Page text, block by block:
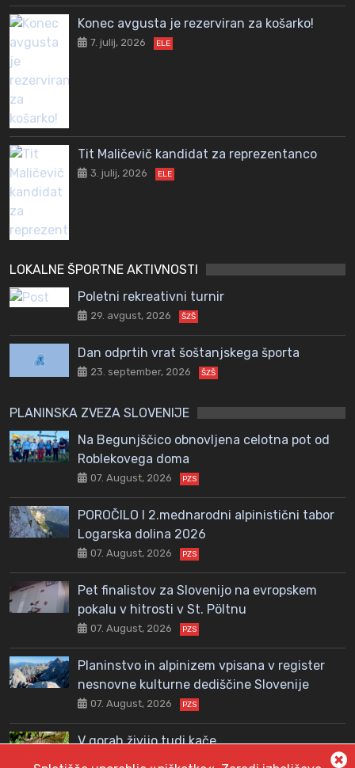
Konec avgusta je rezerviran za košarko!
7. julij, 2026 ELE
Tit Maličevič kandidat za reprezentanco
3. julij, 2026 ELE
LOKALNE ŠPORTNE AKTIVNOSTI
Poletni rekreativni turnir
29. avgust, 2026 ŠZŠ
Dan odprtih vrat šoštanjskega športa
23. september, 2026 ŠZŠ
PLANINSKA ZVEZA SLOVENIJE
Na Begunjščico obnovljena celotna pot od
Roblekovega doma
07. August, 2026 PZS
POROČILO I 2.mednarodni alpinistični tabor
Logarska dolina 2026
07. August, 2026 PZS
Pet finalistov za Slovenijo na evropskem
pokalu v hitrosti v St. Pöltnu
07. August, 2026 PZS
Planinstvo in alpinizem vpisana v register
nesnovne kulturne dediščine Slovenije
07. August, 2026 PZS
V gorah živijo tudi kače